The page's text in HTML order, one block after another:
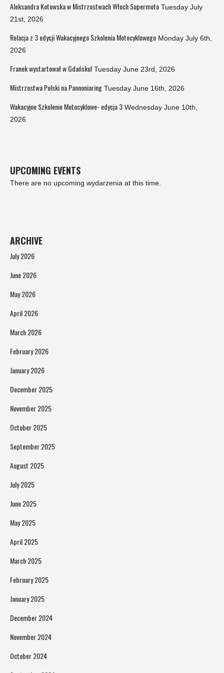
Aleksandra Kotowska w Mistrzostwach Włoch Supermoto Tuesday July
21st, 2026
Relacja z 3 edycji Wakacyjnego Szkolenia Motocyklowego Monday July 6th,
2026
Franek wystartował w Gdańsku! Tuesday June 23rd, 2026
Mistrzostwa Polski na Pannoniaring Tuesday June 16th, 2026
Wakacyjne Szkolenie Motocyklowe- edycja 3 Wednesday June 10th,
2026
UPCOMING EVENTS
There are no upcoming wydarzenia at this time.
ARCHIVE
July 2026
June 2026
May 2026
April 2026
March 2026
February 2026
January 2026
December 2025
November 2025
October 2025
September 2025
August 2025
July 2025
June 2025
May 2025
April 2025
March 2025
February 2025
January 2025
December 2024
November 2024
October 2024